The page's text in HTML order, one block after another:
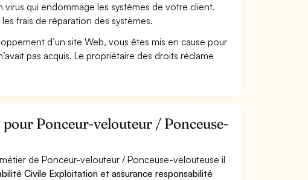
qui endommage les systèmes de votre client.
frais de réparation des systèmes.
d’un site Web, vous êtes mis en cause pour
pas acquis. Le propriétaire des droits réclame
Ponceur-velouteur / Ponceuse-
de Ponceur-velouteur / Ponceuse-velouteuse il
Civile Exploitation et assurance responsabilité